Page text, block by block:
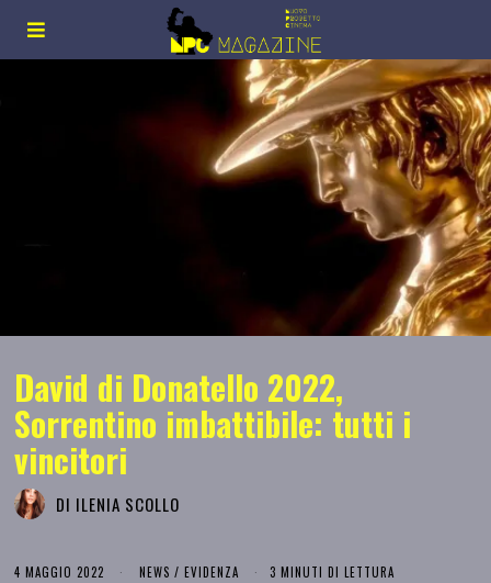
David di Donatello 2022,
Sorrentino imbattibile: tutti i
vincitori
DI ILENIA SCOLLO
4 MAGGIO 2022 NEWS / EVIDENZA 3 MINUTI DI LETTURA